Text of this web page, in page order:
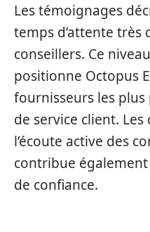
Les témoignages
temps d’attente très
conseillers. Ce
positionne Octopus
fournisseurs les
de service client.
l’écoute active des
contribue
de confiance.